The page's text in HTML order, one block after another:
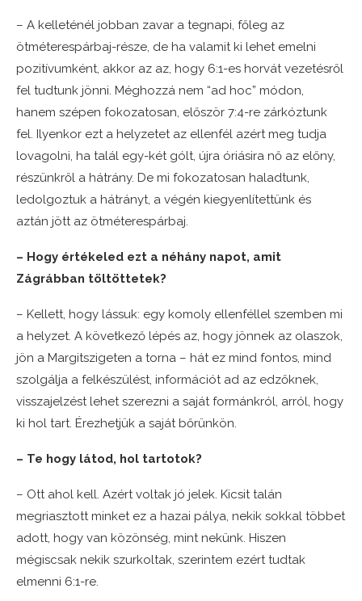
– A kelleténél jobban zavar a tegnapi, főleg az
ötméterespárbaj-része, de ha valamit ki lehet emelni
pozitívumként, akkor az az, hogy 6:1-es horvát vezetésről
fel tudtunk jönni. Méghozzá nem “ad hoc” módon,
hanem szépen fokozatosan, először 7:4-re zárkóztunk
fel. Ilyenkor ezt a helyzetet az ellenfél azért meg tudja
lovagolni, ha talál egy-két gólt, újra óriásira nő az előny,
részünkről a hátrány. De mi fokozatosan haladtunk,
ledolgoztuk a hátrányt, a végén kiegyenlítettünk és
aztán jött az ötméterespárbaj.
– Hogy értékeled ezt a néhány napot, amit
Zágrábban töltöttetek?
– Kellett, hogy lássuk: egy komoly ellenféllel szemben mi
a helyzet. A következő lépés az, hogy jönnek az olaszok,
jön a Margitszigeten a torna – hát ez mind fontos, mind
szolgálja a felkészülést, információt ad az edzőknek,
visszajelzést lehet szerezni a saját formánkról, arról, hogy
ki hol tart. Érezhetjük a saját bőrünkön.
– Te hogy látod, hol tartotok?
– Ott ahol kell. Azért voltak jó jelek. Kicsit talán
megriasztott minket ez a hazai pálya, nekik sokkal többet
adott, hogy van közönség, mint nekünk. Hiszen
mégiscsak nekik szurkoltak, szerintem ezért tudtak
elmenni 6:1-re.